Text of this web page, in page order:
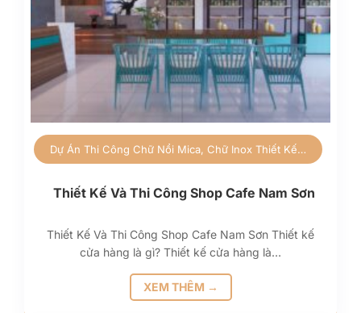
Dự Án Thi Công Chữ Nổi Mica, Chữ Inox Thiết Kế Thi Công Shop
Thiết Kế Và Thi Công Shop Cafe Nam Sơn
Thiết Kế Và Thi Công Shop Cafe Nam Sơn Thiết kế
cửa hàng là gì? Thiết kế cửa hàng là…
XEM THÊM →